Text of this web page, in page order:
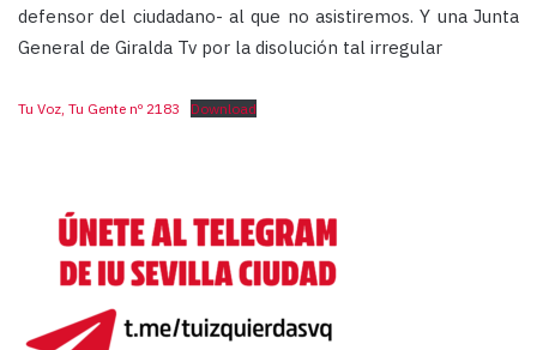
defensor del ciudadano- al que no asistiremos. Y una Junta
General de Giralda Tv por la disolución tal irregular
Tu Voz, Tu Gente nº 2183 Download